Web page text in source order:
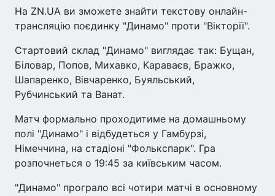
На ZN.UA ви зможете знайти текстову онлайн-
трансляцію поєдинку "Динамо" проти "Вікторії".
Стартовий склад "Динамо" виглядає так: Бущан,
Біловар, Попов, Михавко, Караваєв, Бражко,
Шапаренко, Вівчаренко, Буяльський,
Рубчинський та Ванат.
Матч формально проходитиме на домашньому
полі "Динамо" і відбудеться у Гамбурзі,
Німеччина, на стадіоні "Фолькспарк". Гра
розпочнеться о 19:45 за київським часом.
"Динамо" програло всі чотири матчі в основному